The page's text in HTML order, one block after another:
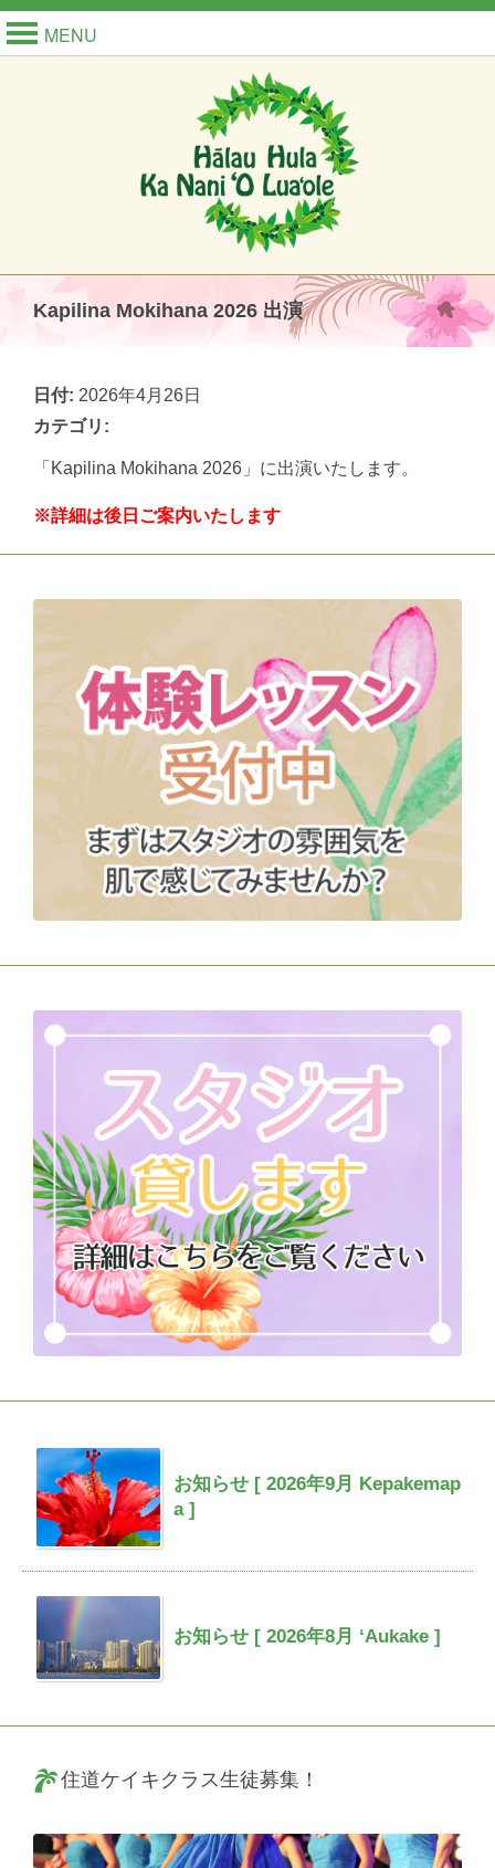
MENU
Kapilina Mokihana 2026 出演
日付: 2026年4月26日
カテゴリ:
「Kapilina Mokihana 2026」に出演いたします。
※詳細は後日ご案内いたします
お知らせ [ 2026年9月 Kepakemap
a ]
お知らせ [ 2026年8月 ‘Aukake ]
住道ケイキクラス生徒募集！